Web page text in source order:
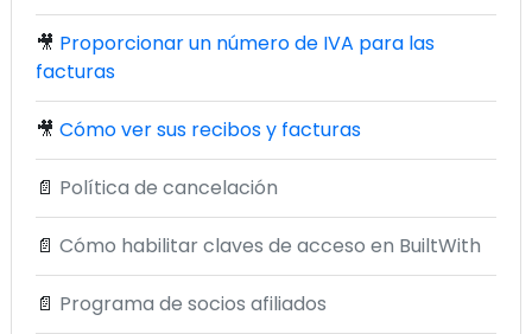
🎥 Proporcionar un número de IVA para las
facturas
🎥 Cómo ver sus recibos y facturas
📄 Política de cancelación
📄 Cómo habilitar claves de acceso en BuiltWith
📄 Programa de socios afiliados